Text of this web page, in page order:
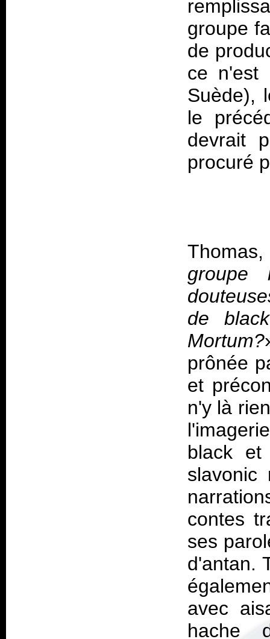
groupe
de
ce n'est
Suède),
le
devrait
groupe
de
Mortum?
prônée
et
n'y là
black
slavonic
contes
ses
d'antan.
avec
hache